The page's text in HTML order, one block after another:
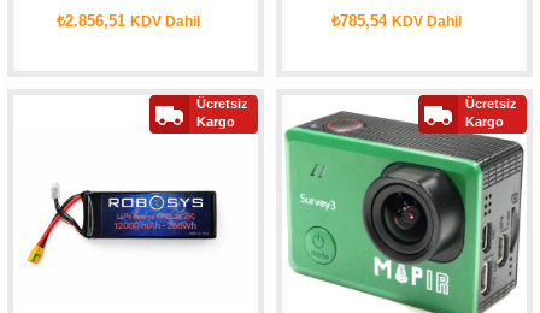
₺2.856,51 KDV Dahil ₺785,54KDV Dahil
Ücretsiz
Kargo
Ücretsiz
Kargo